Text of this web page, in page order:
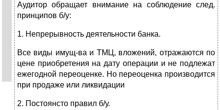
Аудитор обращает внимание на соблюдение след.
принципов б/у:
1. Непрерывность деятельности банка.
Все виды имущ-ва и ТМЦ, вложений, отражаются по
цене приобретения на дату операции и не подлежат
ежегодной переоценке. Но переоценка производится
при продаже или ликвидации
2. Постоянсто правил б/у.